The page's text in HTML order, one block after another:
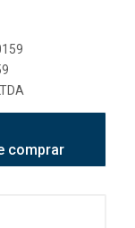
comprar